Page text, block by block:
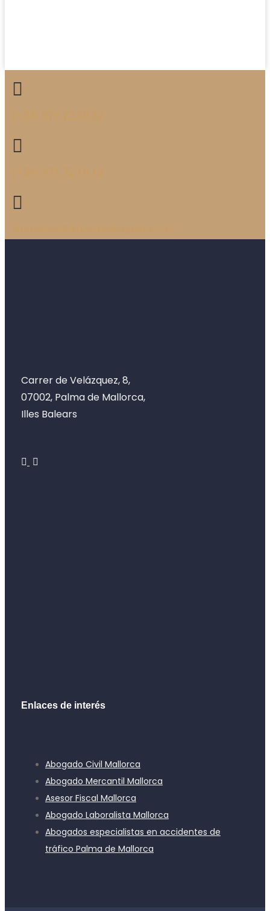
Carrer de Velázquez, 8,
07002, Palma de Mallorca,
Illes Balears
Enlaces de interés
Abogado Civil Mallorca
Abogado Mercantil Mallorca
Asesor Fiscal Mallorca
Abogado Laboralista Mallorca
Abogados especialistas en accidentes de
tráfico Palma de Mallorca